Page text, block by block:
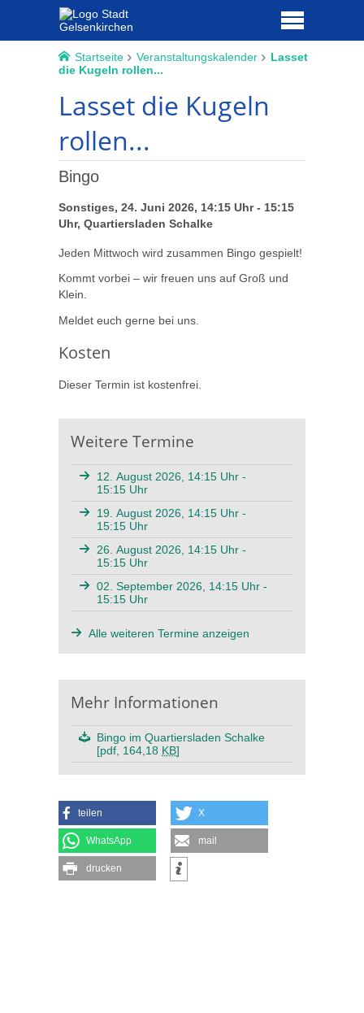
Startseite Veranstaltungskalender
Lasset
die Kugeln rollen...
Lasset die Kugeln
rollen...
Bingo
Sonstiges, 24. Juni 2026, 14:15 Uhr - 15:15
Uhr, Quartiersladen Schalke
Jeden Mittwoch wird zusammen Bingo gespielt!
Kommt vorbei – wir freuen uns auf Groß und
Klein.
Meldet euch gerne bei uns.
Kosten
Dieser Termin ist kostenfrei.
Weitere Termine
12. August 2026, 14:15 Uhr -
15:15 Uhr
19. August 2026, 14:15 Uhr -
15:15 Uhr
26. August 2026, 14:15 Uhr -
15:15 Uhr
02. September 2026, 14:15 Uhr -
15:15 Uhr
Alle weiteren Termine anzeigen
Mehr Informationen
Bingo im Quartiersladen Schalke
[pdf, 164,18 KB]
teilen X
WhatsApp mail
drucken